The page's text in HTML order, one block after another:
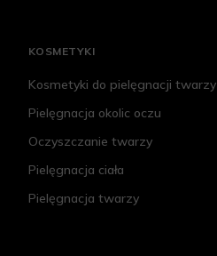
KOSMETYKI
Kosmetyki do pielęgnacji twarzy
Pielęgnacja okolic oczu
Oczyszczanie twarzy
Pielęgnacja ciała
Pielęgnacja twarzy